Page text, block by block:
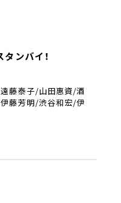
タンバイ！
藤泰子/山田惠資/酒
藤芳明/渋谷和宏/伊